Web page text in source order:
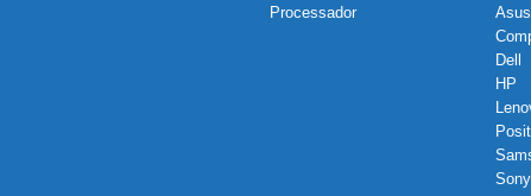
Processador
Asus
Dell
HP
Sony